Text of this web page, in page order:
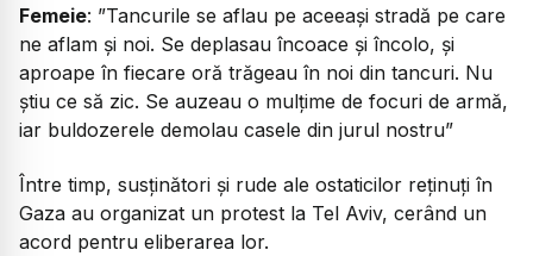
Femeie: ”Tancurile se aflau pe aceeași stradă pe care
ne aflam și noi. Se deplasau încoace și încolo, și
aproape în fiecare oră trăgeau în noi din tancuri. Nu
știu ce să zic. Se auzeau o mulțime de focuri de armă,
iar buldozerele demolau casele din jurul nostru”
Între timp, susținători și rude ale ostaticilor reținuți în
Gaza au organizat un protest la Tel Aviv, cerând un
acord pentru eliberarea lor.